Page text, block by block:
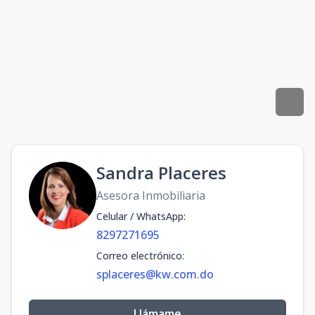
Sandra Placeres
Asesora Inmobiliaria
Celular / WhatsApp:
8297271695
Correo electrónico:
splaceres@kw.com.do